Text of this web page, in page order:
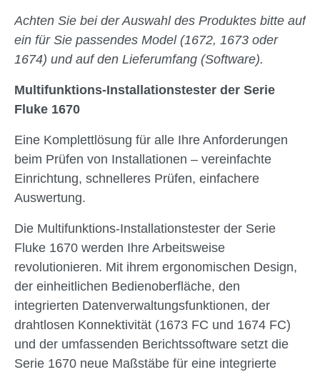
Achten Sie bei der Auswahl des Produktes bitte auf
ein für Sie passendes Model (1672, 1673 oder
1674) und auf den Lieferumfang (Software).
Multifunktions-Installationstester der Serie
Fluke 1670
Eine Komplettlösung für alle Ihre Anforderungen
beim Prüfen von Installationen – vereinfachte
Einrichtung, schnelleres Prüfen, einfachere
Auswertung.
Die Multifunktions-Installationstester der Serie
Fluke 1670 werden Ihre Arbeitsweise
revolutionieren. Mit ihrem ergonomischen Design,
der einheitlichen Bedienoberfläche, den
integrierten Datenverwaltungsfunktionen, der
drahtlosen Konnektivität (1673 FC und 1674 FC)
und der umfassenden Berichtssoftware setzt die
Serie 1670 neue Maßstäbe für eine integrierte